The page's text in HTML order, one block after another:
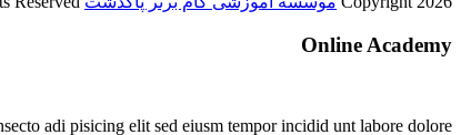
Online Academy
adi pisicing elit sed eiusm tempor incidid unt labore dolore.